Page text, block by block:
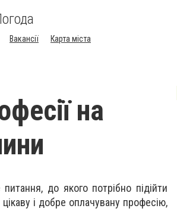
Вакансії Карта міста
на
до якого потрібно підійти
і добре оплачувану професію,